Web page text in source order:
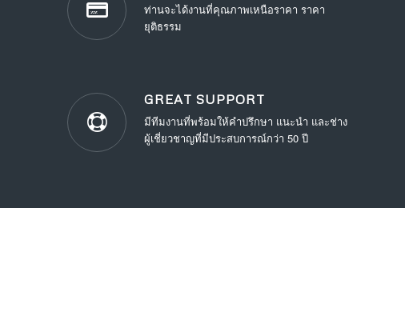
ท่านจะได้งานที่คุณภาพเหนือราคา ราคา
ยุติธรรม
GREAT SUPPORT
มีทีมงานที่พร้อมให้คำปรึกษา แนะนำ และช่าง
ผู้เชี่ยวชาญที่มีประสบการณ์กว่า 50 ปี